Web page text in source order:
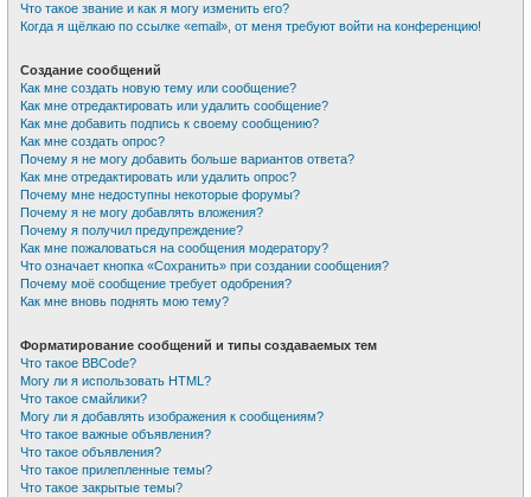
Что такое звание и как я могу изменить его?
Когда я щёлкаю по ссылке «email», от меня требуют войти на конференцию!
Создание сообщений
Как мне создать новую тему или сообщение?
Как мне отредактировать или удалить сообщение?
Как мне добавить подпись к своему сообщению?
Как мне создать опрос?
Почему я не могу добавить больше вариантов ответа?
Как мне отредактировать или удалить опрос?
Почему мне недоступны некоторые форумы?
Почему я не могу добавлять вложения?
Почему я получил предупреждение?
Как мне пожаловаться на сообщения модератору?
Что означает кнопка «Сохранить» при создании сообщения?
Почему моё сообщение требует одобрения?
Как мне вновь поднять мою тему?
Форматирование сообщений и типы создаваемых тем
Что такое BBCode?
Могу ли я использовать HTML?
Что такое смайлики?
Могу ли я добавлять изображения к сообщениям?
Что такое важные объявления?
Что такое объявления?
Что такое прилепленные темы?
Что такое закрытые темы?